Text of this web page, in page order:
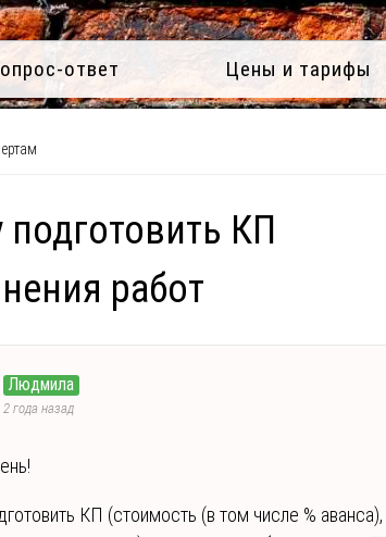
ответ Цены и тарифы
КП
работ
Людмила
2 года назад
КП (стоимость (в том числе % аванса),